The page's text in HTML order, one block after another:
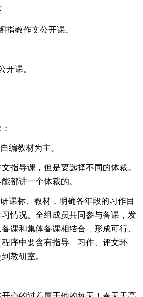
教作文公开课。
课。
教材为主。
导课，但是要选择不同的体裁。
都讲一个体裁的。
标、教材，明确各年段的习作目
情况。全组成员共同参与备课，发
课和集体备课相结合，形成可行、
序中要含有指导、习作、评文环
教研室。